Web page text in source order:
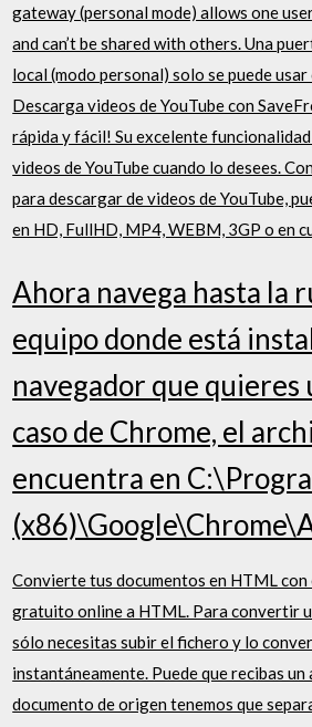
gateway (personal mode) allows one
and can’t be shared with others. Una
local (modo personal) solo se puede usar
Descarga videos de YouTube con
rápida y fácil! Su excelente
videos de YouTube cuando lo desees.
para descargar de videos de YouTube,
en HD, FullHD, MP4, WEBM, 3GP o en
Ahora navega hasta la
equipo donde está
navegador que quieres
caso de Chrome, el
encuentra en
Convierte tus documentos en HTML
gratuito online a HTML. Para convertir
sólo necesitas subir el fichero y lo
instantáneamente. Puede que recibas
documento de origen tenemos que